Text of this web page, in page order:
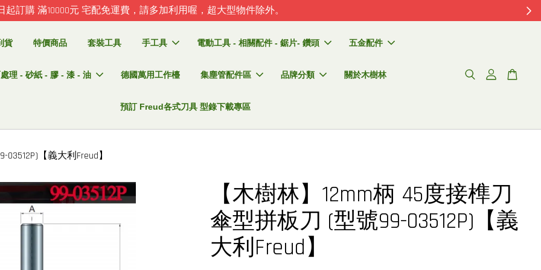
起訂購 滿10000元 宅配免運費，請多加利用喔，超大型物件除外。
貨 特價商品 套裝工具 手工具 電動工具 - 相關配件 - 鋸片- 鑽頭 五金配件
理 - 砂紙 - 膠 - 漆 - 油 德國萬用工作檯 集塵管配件區 品牌分類 關於木樹林
預訂 Freud各式刀具 型錄下載專區
【義大利Freud】
【木樹林】12mm柄 45度接榫刀
傘型拼板刀 (型號99-03512P)【義
大利Freud】